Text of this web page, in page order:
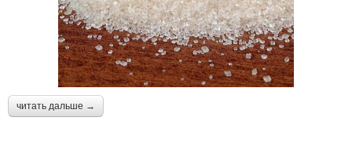
читать дальше →